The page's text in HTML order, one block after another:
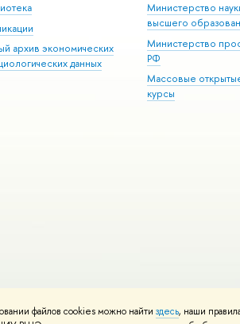
файлов cookies можно найти здесь, наши
архив экономических
данных
Министерство
высшего
Министерство
РФ
Массовые
курсы
Карта сайта